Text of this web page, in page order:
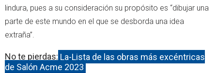
lindura, pues a su consideración su propósito es “dibujar una
parte de este mundo en el que se desborda una idea
extraña”.
No te pierdas: La-Lista de las obras más excéntricas
de Salón Acme 2023